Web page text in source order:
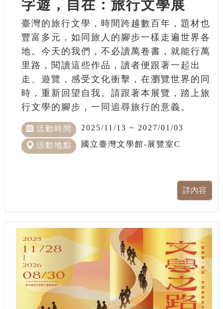
字遊，自在：旅行文學展
臺灣的旅行文學，時間跨越數百年，題材也
豐富多元，如同旅人的腳步一樣走遍世界各
地。今天的我們，不必讀萬卷書，就能行萬
里路，閱讀這些作品，讀者便跟著一起出
走、遊覽，感受文化衝擊，在瀏覽世界的同
時，重新回望自我。請跟著本展覽，踏上旅
行文學的腳步，一同追尋旅行的意義。
活動時間 2025/11/13 ~ 2027/01/03
活動地點 國立臺灣文學館-展覽室C